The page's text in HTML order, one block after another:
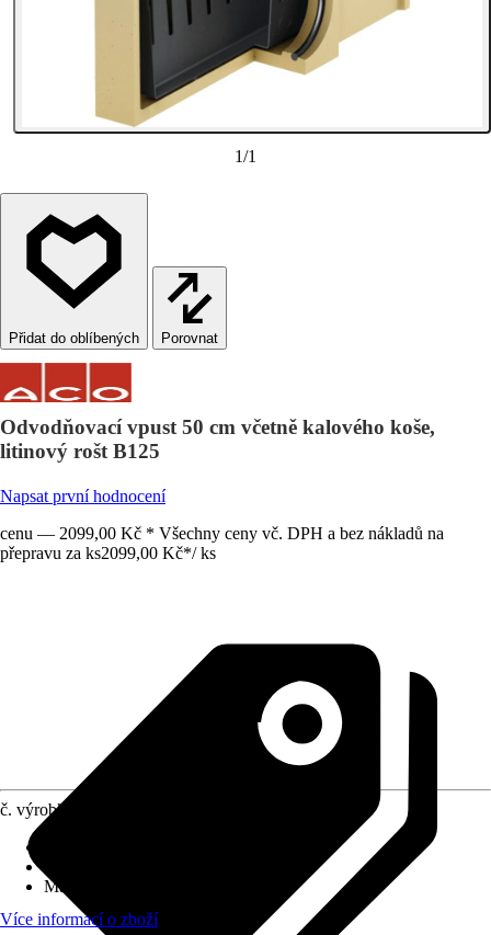
1/1
Porovnat
Odvodňovací vpust 50 cm včetně kalového koše,
litinový rošt B125
Napsat první hodnocení
cenu — 2099,00 Kč * Všechny ceny vč. DPH a bez nákladů na
přepravu za ks2099,00 Kč*/ ks
č. výrobku
Materiál
Více informací o zboží